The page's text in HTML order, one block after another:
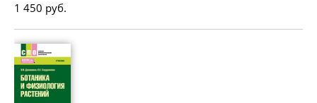
1 450 руб.